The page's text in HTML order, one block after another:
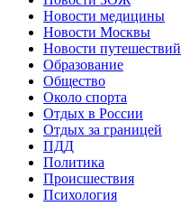
Новости медицины
Новости Москвы
Новости путешествий
Образование
Общество
Около спорта
Отдых в России
Отдых за границей
ПДД
Политика
Происшествия
Психология